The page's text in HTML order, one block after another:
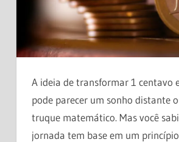
A ideia de transformar 1 centavo
pode parecer um sonho distante
truque matemático. Mas você
jornada tem base em um